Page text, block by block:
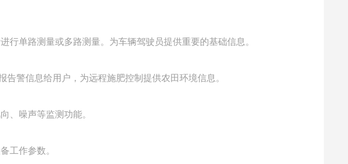
行单路测量或多路测量。为车辆驾驶员提供重要的基础信息。
警信息给用户，为远程施肥控制提供农田环境信息。
、噪声等监测功能。
工作参数。